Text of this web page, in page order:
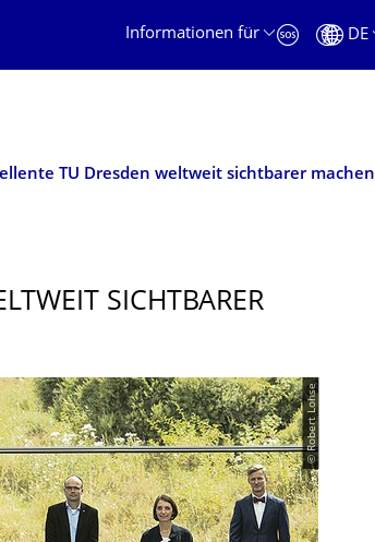
Informationen für
DE
TU Dresden weltweit sichtbarer machen
SICHTBARER
© Robert Lohse